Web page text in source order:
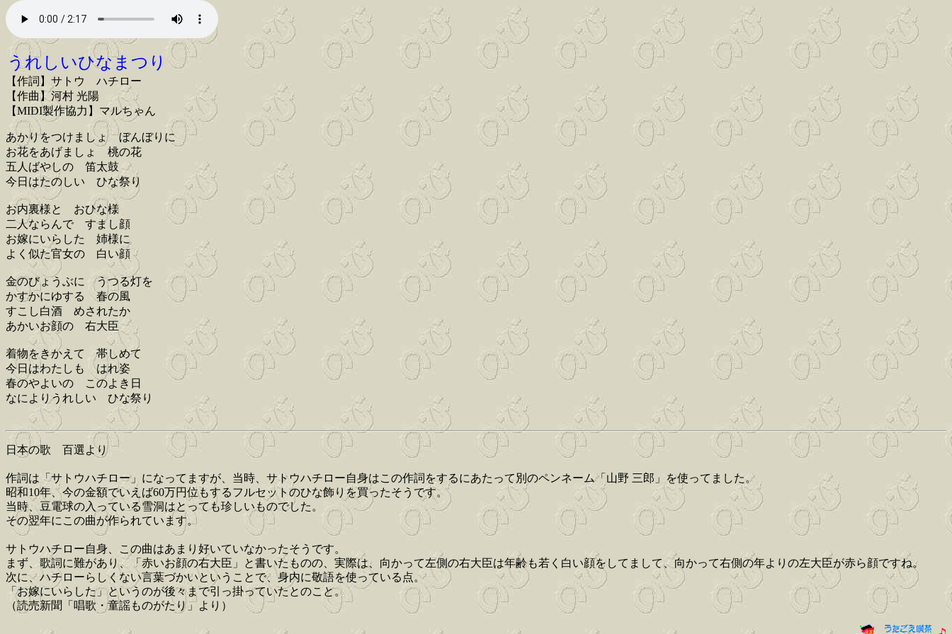
うれしいひなまつり
【作詞】サトウ ハチロー
【作曲】河村 光陽
【MIDI製作協力】マルちゃん
あかりをつけましょ ぼんぼりに
お花をあげましょ 桃の花
五人ばやしの 笛太鼓
今日はたのしい ひな祭り
お内裏様と おひな様
二人ならんで すまし顔
お嫁にいらした 姉様に
よく似た官女の 白い顔
金のびょうぶに うつる灯を
かすかにゆする 春の風
すこし白酒 めされたか
あかいお顔の 右大臣
着物をきかえて 帯しめて
今日はわたしも はれ姿
春のやよいの このよき日
なによりうれしい ひな祭り
日本の歌 百選より
作詞は「サトウハチロー」になってますが、当時、サトウハチロー自身はこの作詞をするにあたって別のペンネーム「山野 三郎」を使ってました。
昭和10年、今の金額でいえば60万円位もするフルセットのひな飾りを買ったそうです。
当時、豆電球の入っている雪洞はとっても珍しいものでした。
その翌年にこの曲が作られています。
サトウハチロー自身、この曲はあまり好いていなかったそうです。
まず、歌詞に難があり、「赤いお顔の右大臣」と書いたものの、実際は、向かって左側の右大臣は年齢も若く白い顔をしてまして、向かって右側の年よりの左大臣が赤ら顔ですね。
次に、ハチローらしくない言葉づかいということで、身内に敬語を使っている点。
「お嫁にいらした」というのが後々まで引っ掛っていたとのこと。
（読売新聞「唱歌・童謡ものがたり」より）